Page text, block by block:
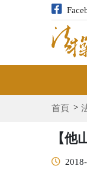
首頁
【他